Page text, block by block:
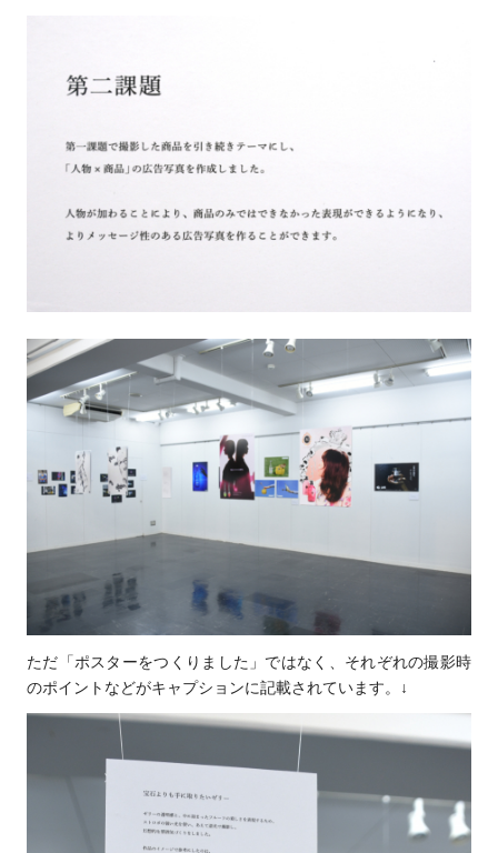
ただ「ポスターをつくりました」ではなく、それぞれの撮影時
のポイントなどがキャプションに記載されています。↓